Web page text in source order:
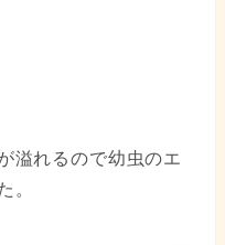
溢れるので幼虫のエ
。